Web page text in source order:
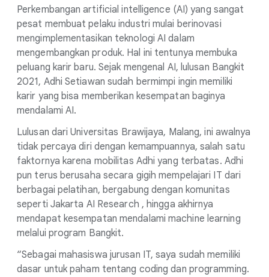
Perkembangan artificial intelligence (AI) yang sangat
pesat membuat pelaku industri mulai berinovasi
mengimplementasikan teknologi AI dalam
mengembangkan produk. Hal ini tentunya membuka
peluang karir baru. Sejak mengenal AI, lulusan Bangkit
2021, Adhi Setiawan sudah bermimpi ingin memiliki
karir yang bisa memberikan kesempatan baginya
mendalami AI.
Lulusan dari Universitas Brawijaya, Malang, ini awalnya
tidak percaya diri dengan kemampuannya, salah satu
faktornya karena mobilitas Adhi yang terbatas. Adhi
pun terus berusaha secara gigih mempelajari IT dari
berbagai pelatihan, bergabung dengan komunitas
seperti Jakarta AI Research , hingga akhirnya
mendapat kesempatan mendalami machine learning
melalui program Bangkit.
“Sebagai mahasiswa jurusan IT, saya sudah memiliki
dasar untuk paham tentang coding dan programming.